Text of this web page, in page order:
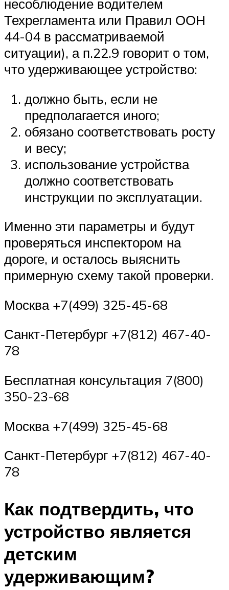
несоблюдение водителем
Техрегламента или Правил ООН
44-04 в рассматриваемой
ситуации), а п.22.9 говорит о том,
что удерживающее устройство:
должно быть, если не
предполагается иного;
обязано соответствовать росту
и весу;
использование устройства
должно соответствовать
инструкции по эксплуатации.
Именно эти параметры и будут
проверяться инспектором на
дороге, и осталось выяснить
примерную схему такой проверки.
Москва +7(499) 325-45-68
Санкт-Петербург +7(812) 467-40-
78
Бесплатная консультация 7(800)
350-23-68
Москва +7(499) 325-45-68
Санкт-Петербург +7(812) 467-40-
78
Как подтвердить, что
устройство является
детским
удерживающим?